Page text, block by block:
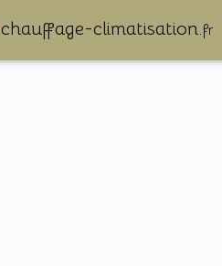
chauffage-climatisation.fr